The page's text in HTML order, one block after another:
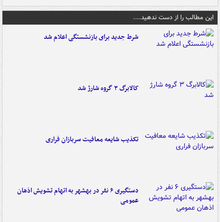
این مطالب را از دست ندهید....
شرط جدید برای بازنشستگی اعلام شد
کالابرگ ۳ گروه شارژ شد
تکذیب شایعه معافیت سربازان فراری
دستگیری ۶ نفر در بهشهر به اتهام تشویش اذهان
عمومی